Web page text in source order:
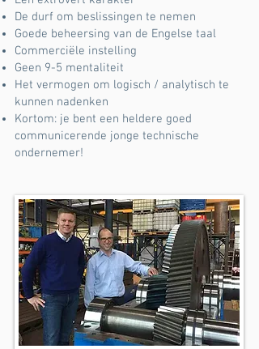
De durf om beslissingen te nemen
Goede beheersing van de Engelse taal
Commerciële instelling
Geen 9-5 mentaliteit
Het vermogen om logisch / analytisch te
kunnen nadenken
Kortom: je bent een heldere goed
communicerende jonge technische
ondernemer!